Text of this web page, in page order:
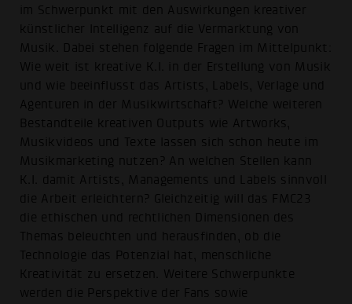
im Schwerpunkt mit den Auswirkungen kreativer
künstlicher Intelligenz auf die Vermarktung von
Musik. Dabei stehen folgende Fragen im Mittelpunkt:
Wie weit ist kreative K.I. in der Erstellung von Musik
und wie beeinflusst das Artists, Labels, Verlage und
Agenturen in der Musikwirtschaft? Welche weiteren
Bestandteile kreativen Outputs wie Artworks,
Musikvideos und Texte lassen sich schon heute im
Musikmarketing nutzen? An welchen Stellen kann
K.I. damit Artists, Managements und Labels sinnvoll
die Arbeit erleichtern? Gleichzeitig will das FMC23
die ethischen und rechtlichen Dimensionen des
Themas beleuchten und herausfinden, ob die
Technologie das Potenzial hat, menschliche
Kreativität zu ersetzen. Weitere Schwerpunkte
werden die Perspektive der Fans sowie